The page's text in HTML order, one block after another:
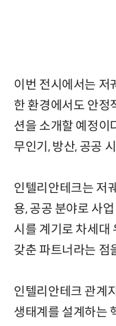
이번 전시에서는 저
한 환경에서도 안정
션을 소개할 예정이
무인기, 방산, 공공
인텔리안테크는 저
용, 공공 분야로 사
시를 계기로 차세대
갖춘 파트너라는 점
인텔리안테크 관계
생태계를 설계하는